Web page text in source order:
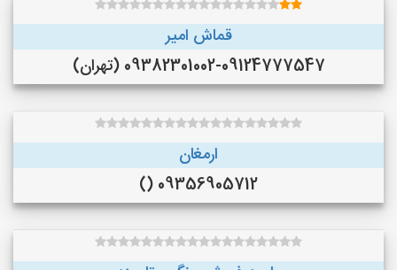
قماش امیر
09382301002-09124777547 (تهران)
ارمغان
09356905712 ()